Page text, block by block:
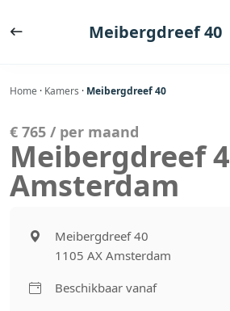
naar
Meibergdreef 40
Home · Kamers · Meibergdreef 40
€ 765 / per maand
Meibergdreef
Amsterdam
Meibergdreef 40
1105 AX Amsterdam
Beschikbaar vanaf